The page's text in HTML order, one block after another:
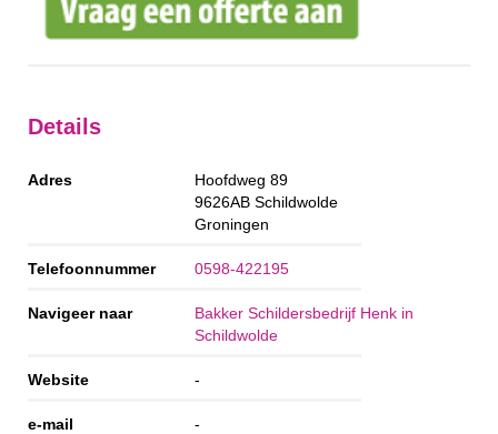
Details
Adres
Hoofdweg 89
9626AB Schildwolde
Groningen
Telefoonnummer 0598-422195
Navigeer naar
Bakker Schildersbedrijf Henk in
Schildwolde
Website -
e-mail -